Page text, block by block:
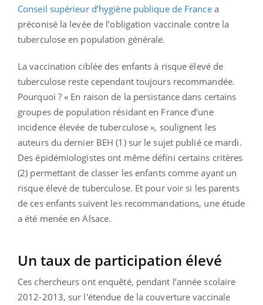
Conseil supérieur d’hygiène publique de Francea
préconisé la levée de l’obligation vaccinale contre la
tuberculose en population générale.
La vaccination ciblée des enfants à risque élevé de
tuberculose reste cependant toujours recommandée.
Pourquoi ? « En raison de la persistance dans certains
groupes de population résidant en France d’une
incidence élevée de tuberculose », soulignent les
auteurs du dernier BEH (1) sur le sujet publié ce mardi.
Des épidémiologistes ont même défini certains critères
(2) permettant de classer les enfants comme ayant un
risque élevé de tuberculose. Et pour voir si les parents
de ces enfants suivent les recommandations, une étude
a été menée en Alsace.
Un taux de participation élevé
Ces chercheurs ont enquêté, pendant l’année scolaire
2012-2013, sur l'étendue de la couverture vaccinale